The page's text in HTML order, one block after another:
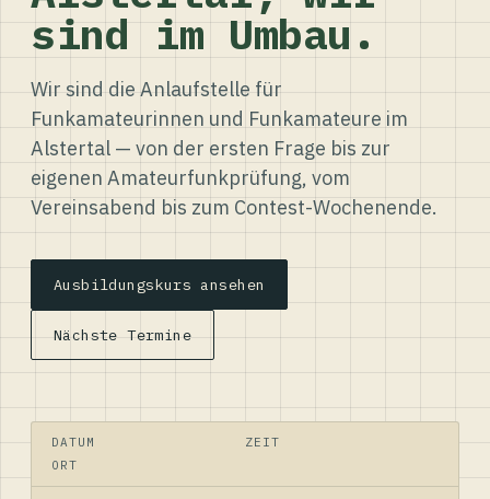
sind im Umbau.
Wir sind die Anlaufstelle für
Funkamateurinnen und Funkamateure im
Alstertal — von der ersten Frage bis zur
eigenen Amateurfunkprüfung, vom
Vereinsabend bis zum Contest-Wochenende.
Ausbildungskurs ansehen
Nächste Termine
DATUM
ZEIT
ORT